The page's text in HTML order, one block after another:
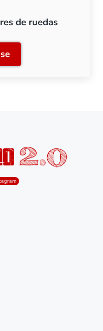
de ruedas
5: Limpiadores de